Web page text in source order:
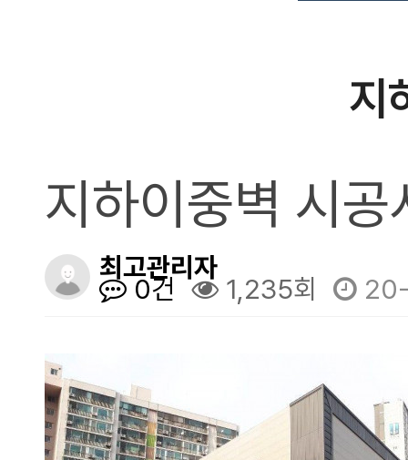
지하이중벽
LID용식생박스패널
데크 카탈로그
지
지하이중벽 시
최고관리자
0건 1,235회